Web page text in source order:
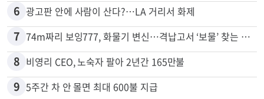
5 드라이브스루서 시작된 총격…인앤아웃 참사 영상 공개
6 광고판 안에 사람이 산다?…LA 거리서 화제
7
8 비영리 CEO, 노숙자 팔아 2년간 165만불